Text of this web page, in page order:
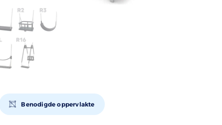
Benodigde oppervlakte